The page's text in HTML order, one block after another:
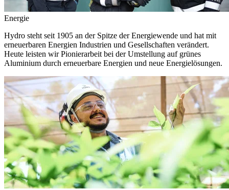
Energie
Hydro steht seit 1905 an der Spitze der Energiewende und hat mit
erneuerbaren Energien Industrien und Gesellschaften verändert.
Heute leisten wir Pionierarbeit bei der Umstellung auf grünes
Aluminium durch erneuerbare Energien und neue Energielösungen.